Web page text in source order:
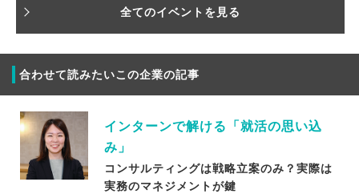
全てのイベントを見る
合わせて読みたいこの企業の記事
インターンで解ける「就活の思い込
み」
コンサルティングは戦略立案のみ？実際は
実務のマネジメントが鍵